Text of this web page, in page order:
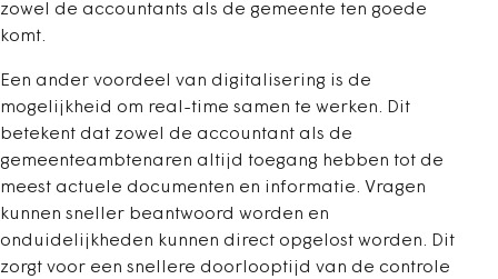
zowel de accountants als de gemeente ten goede
komt.
Een ander voordeel van digitalisering is de
mogelijkheid om real-time samen te werken. Dit
betekent dat zowel de accountant als de
gemeenteambtenaren altijd toegang hebben tot de
meest actuele documenten en informatie. Vragen
kunnen sneller beantwoord worden en
onduidelijkheden kunnen direct opgelost worden. Dit
zorgt voor een snellere doorlooptijd van de controle